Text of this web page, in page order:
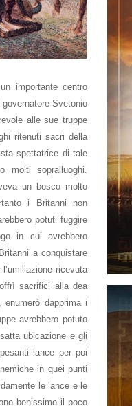
importante centro
Svetonio
alle sue truppe
ritenuti sacri della
spettatrice di tale
molti sopralluoghi.
un bosco molto
i Britanni non
potuti fuggire
in cui avrebbero
a conquistare
ricevuta
sacrifici alla dea
dapprima i
avrebbero potuto
ubicazione e gli
lance per poi
in quei punti
le lance e le
benissimo il poco